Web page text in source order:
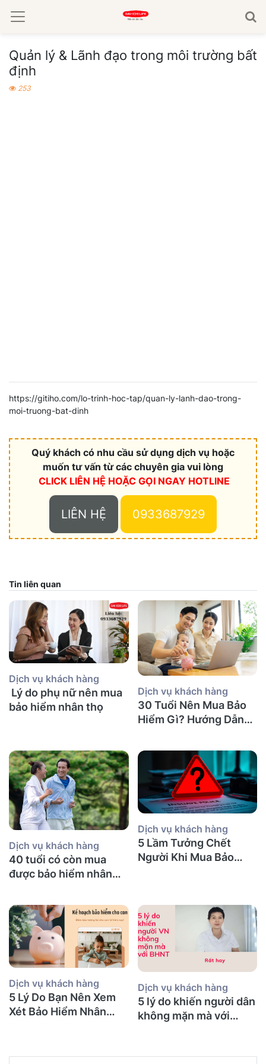
Quản lý & Lãnh đạo trong môi trường bất
định
253
https://gitiho.com/lo-trinh-hoc-tap/quan-ly-lanh-dao-trong-
moi-truong-bat-dinh
Quý khách có nhu cầu sử dụng dịch vụ hoặc
muốn tư vấn từ các chuyên gia vui lòng
CLICK LIÊN HỆ HOẶC GỌI NGAY HOTLINE
LIÊN HỆ 0933687929
Tin liên quan
Dịch vụ khách hàng
Lý do phụ nữ nên mua
bảo hiểm nhân thọ
Dịch vụ khách hàng
30 Tuổi Nên Mua Bảo
Hiểm Gì? Hướng Dẫn
Dịch vụ khách hàng
40 tuổi có còn mua
được bảo hiểm nhân
bảo hiểm gì?
Dịch vụ khách hàng
5 Lầm Tưởng Chết
Người Khi Mua Bảo
Dịch vụ khách hàng
5 Lý Do Bạn Nên Xem
Xét Bảo Hiểm Nhân
Dịch vụ khách hàng
5 lý do khiến người dân
không mặn mà với